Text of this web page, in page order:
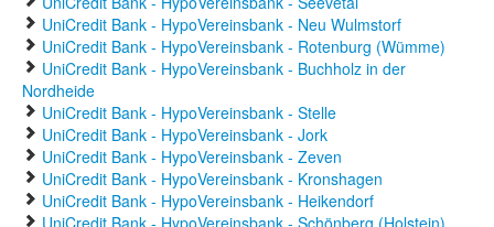
UniCredit Bank - HypoVereinsbank - Neu Wulmstorf
UniCredit Bank - HypoVereinsbank - Rotenburg (Wümme)
UniCredit Bank - HypoVereinsbank - Buchholz in der
Nordheide
UniCredit Bank - HypoVereinsbank - Stelle
UniCredit Bank - HypoVereinsbank - Jork
UniCredit Bank - HypoVereinsbank - Zeven
UniCredit Bank - HypoVereinsbank - Kronshagen
UniCredit Bank - HypoVereinsbank - Heikendorf
UniCredit Bank - HypoVereinsbank - Schönberg (Holstein)